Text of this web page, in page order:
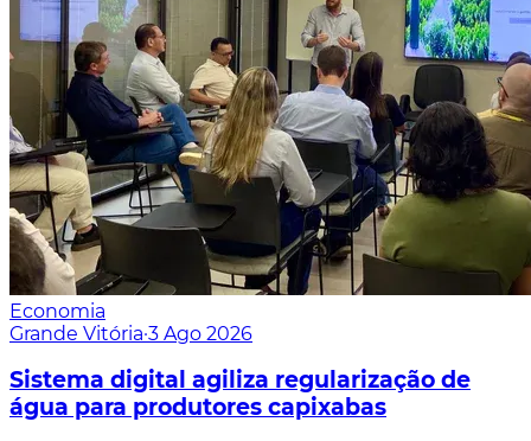
Economia
Grande Vitória·3 Ago 2026
Sistema digital agiliza regularização de
água para produtores capixabas